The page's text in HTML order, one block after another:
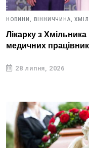
НОВИНИ, ВІННИЧЧИНА,
Лікарку з
медичних
28 липня, 2026